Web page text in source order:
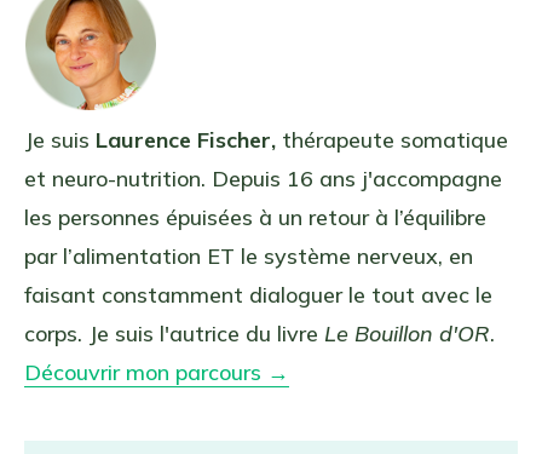
Je suis Laurence Fischer, thérapeute somatique
et neuro-nutrition. Depuis 16 ans j'accompagne
les personnes épuisées à un retour à l’équilibre
par l’alimentation ET le système nerveux, en
faisant constamment dialoguer le tout avec le
corps. Je suis l'autrice du livre Le Bouillon d'OR.
Découvrir mon parcours →